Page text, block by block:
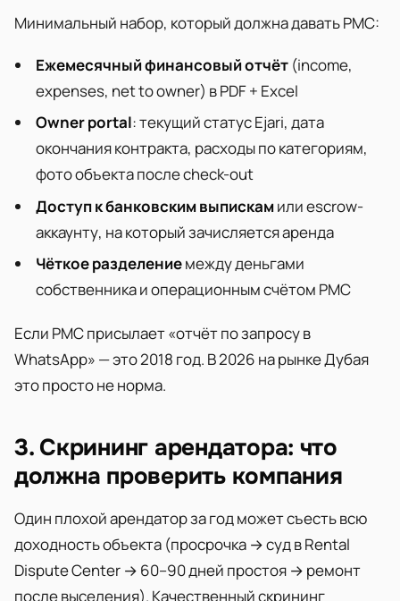
Минимальный набор, который должна давать PMC:
Ежемесячный финансовый отчёт (income,
expenses, net to owner) в PDF + Excel
Owner portal: текущий статус Ejari, дата
окончания контракта, расходы по категориям,
фото объекта после check-out
Доступ к банковским выпискамили escrow-
аккаунту, на который зачисляется аренда
Чёткое разделениемежду деньгами
собственника и операционным счётом PMC
Если PMC присылает «отчёт по запросу в
WhatsApp» — это 2018 год. В 2026 на рынке Дубая
это просто не норма.
3. Скрининг арендатора: что
должна проверить компания
Один плохой арендатор за год может съесть всю
доходность объекта (просрочка → суд в Rental
Dispute Center → 60–90 дней простоя → ремонт
после выселения). Качественный скрининг